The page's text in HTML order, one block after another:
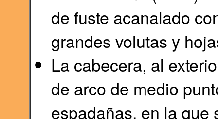
de fuste acanalado
grandes volutas y
La cabecera, al
de arco de medio
espadañas, en la que